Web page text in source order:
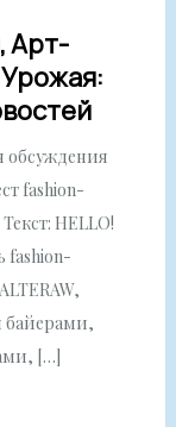
Арт-
обсуждения
fashion-
HELLO!
fashion-
байерами,
[…]